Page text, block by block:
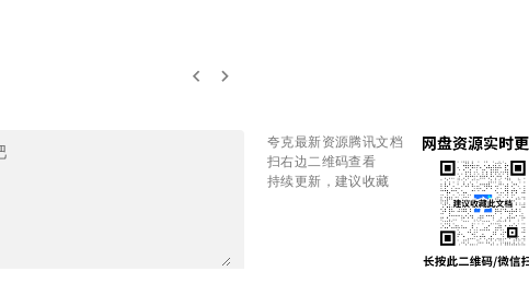
keyboard_arrow_left keyboard_arrow_right
夸克最新资源腾讯文档
扫右边二维码查看
持续更新，建议收藏